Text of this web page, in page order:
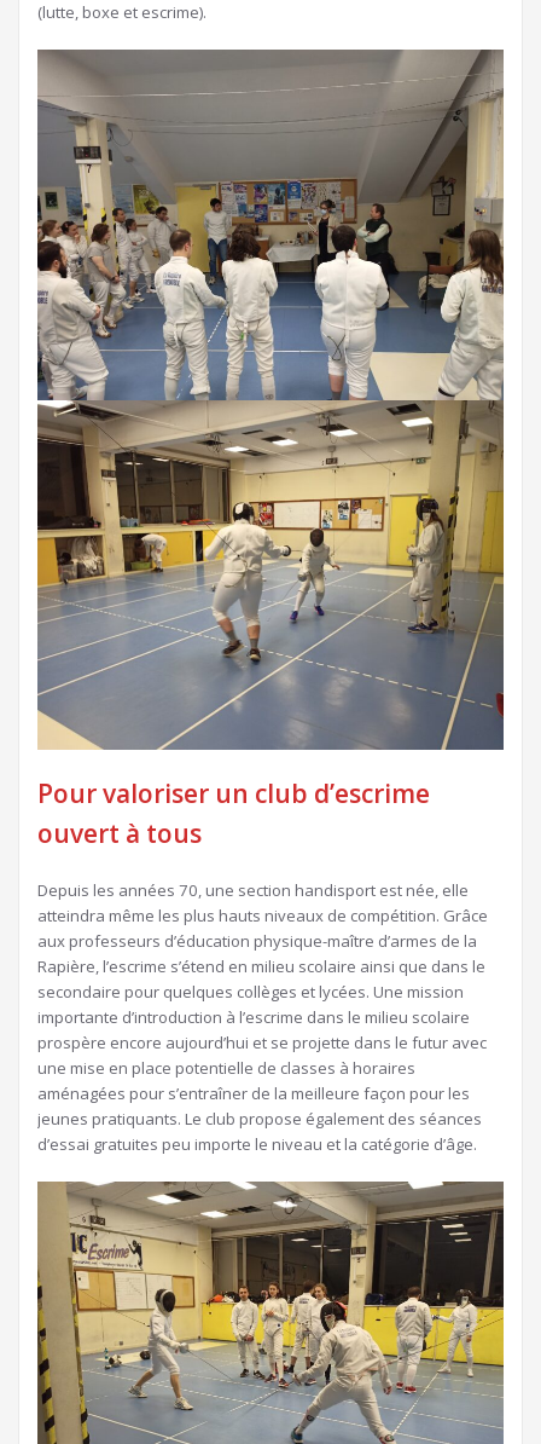
(lutte, boxe et escrime).
Pour valoriser un club d’escrime
ouvert à tous
Depuis les années 70, une section handisport est née, elle
atteindra même les plus hauts niveaux de compétition. Grâce
aux professeurs d’éducation physique-maître d’armes de la
Rapière, l’escrime s’étend en milieu scolaire ainsi que dans le
secondaire pour quelques collèges et lycées. Une mission
importante d’introduction à l’escrime dans le milieu scolaire
prospère encore aujourd’hui et se projette dans le futur avec
une mise en place potentielle de classes à horaires
aménagées pour s’entraîner de la meilleure façon pour les
jeunes pratiquants. Le club propose également des séances
d’essai gratuites peu importe le niveau et la catégorie d’âge.